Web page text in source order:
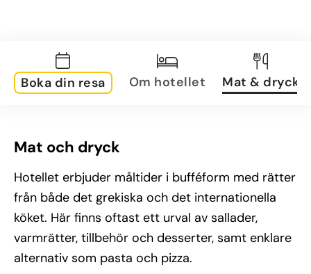
Boka din resa Om hotellet Mat & dryck
Mat och dryck
Hotellet erbjuder måltider i bufféform med rätter
från både det grekiska och det internationella
köket. Här finns oftast ett urval av sallader,
varmrätter, tillbehör och desserter, samt enklare
alternativ som pasta och pizza.